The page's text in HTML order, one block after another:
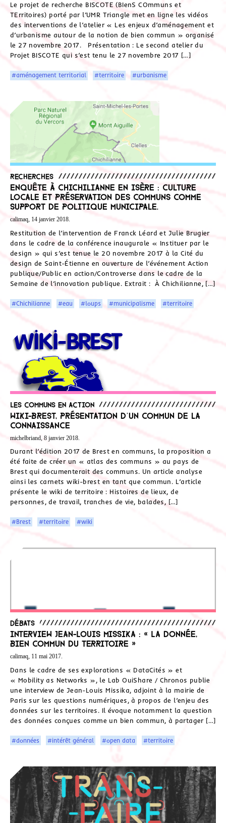
Le projet de recherche BISCOTE (BIenS COmmuns et
TErritoires) porté par l’UMR Triangle met en ligne les vidéos
des interventions de l’atelier « Les enjeux d’aménagement et
d’urbanisme autour de la notion de bien commun » organisé
le 27 novembre 2017. Présentation : Le second atelier du
Projet BISCOTE qui s’est tenu le 27 novembre 2017 […]
#aménagement territorial #territoire #urbanisme
Recherches
Enquête à Chichilianne en Isère : culture
locale et préservation des communs comme
support de politique municipale.
calimaq, 14 janvier 2018.
Restitution de l’intervention de Franck Léard et Julie Brugier
dans le cadre de la conférence inaugurale « Instituer par le
design » qui s’est tenue le 20 novembre 2017 à la Cité du
design de Saint-Étienne en ouverture de l’événement Action
publique/Public en action/Controverse dans le cadre de la
Semaine de l’innovation publique. Extrait : À Chichilianne, […]
#Chichilianne #eau #loups #municipalisme #territoire
Les communs en action
Wiki-Brest, présentation d’un commun de la
connaissance
michelbriand, 8 janvier 2018.
Durant l’édition 2017 de Brest en communs, la proposition a
été faite de créer un « atlas des communs » au pays de
Brest qui documenterait des communs. Un article analyse
ainsi les carnets wiki-brest en tant que commun. L’article
présente le wiki de territoire : Histoires de lieux, de
personnes, de travail, tranches de vie, balades, […]
#Brest #territoire #wiki
Débats
Interview Jean-Louis Missika : « La donnée,
bien commun du territoire »
calimaq, 11 mai 2017.
Dans le cadre de ses explorations « DataCités » et
« Mobility as Networks », le Lab OuiShare / Chronos publie
une interview de Jean-Louis Missika, adjoint à la mairie de
Paris sur les questions numériques, à propos de l’enjeu des
données sur les territoires. Il évoque notamment la question
des données conçues comme un bien commun, à partager […]
#données #intérêt général #open data #territoire